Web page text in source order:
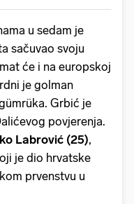
u sedam je
sačuvao svoju
će i na europskoj
je golman
Grbić je
povjerenja.
Labrović (25),
je dio hrvatske
prvenstvu u